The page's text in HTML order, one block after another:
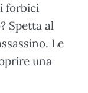
forbici
Spetta al
Le
una